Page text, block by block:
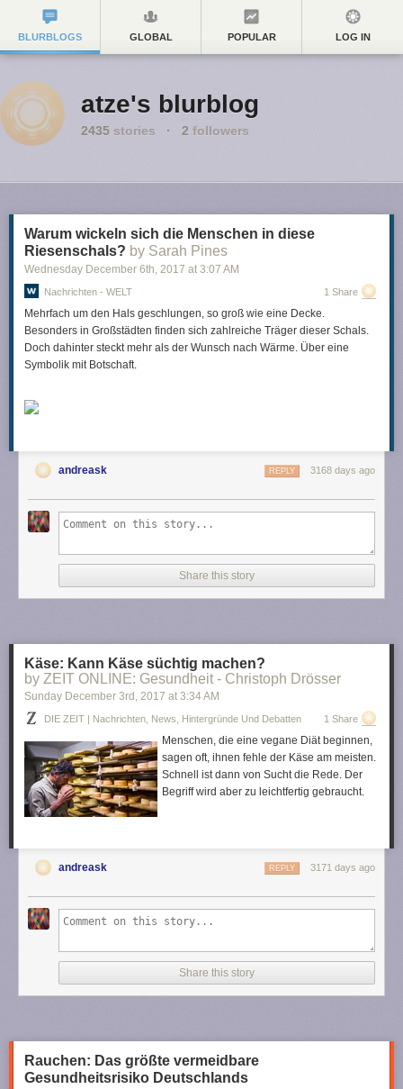
BLURBLOGS GLOBAL POPULAR LOG IN
atze's blurblog
2435 stories · 2 followers
Warum wickeln sich die Menschen in diese
Riesenschals? by Sarah Pines
Wednesday December 6th, 2017 at 3:07 AM
Nachrichten - WELT 1 Share
Mehrfach um den Hals geschlungen, so groß wie eine Decke.
Besonders in Großstädten finden sich zahlreiche Träger dieser Schals.
Doch dahinter steckt mehr als der Wunsch nach Wärme. Über eine
Symbolik mit Botschaft.
andreask 3168 days ago
REPLY
Share this story
Käse: Kann Käse süchtig machen?
by ZEIT ONLINE: Gesundheit - Christoph Drösser
Sunday December 3rd , 2017 at 3:34 AM
DIE ZEIT | Nachrichten, News, Hintergründe Und Debatten 1 Share
Menschen, die eine vegane Diät beginnen,
sagen oft, ihnen fehle der Käse am meisten.
Schnell ist dann von Sucht die Rede. Der
Begriff wird aber zu leichtfertig gebraucht.
andreask 3171 days ago
REPLY
Share this story
Rauchen: Das größte vermeidbare
Gesundheitsrisiko Deutschlands